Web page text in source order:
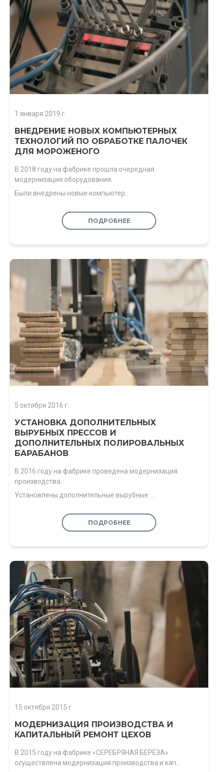
1 января 2019 г.
ВНЕДРЕНИЕ НОВЫХ КОМПЬЮТЕРНЫХ
ТЕХНОЛОГИЙ ПО ОБРАБОТКЕ ПАЛОЧЕК
ДЛЯ МОРОЖЕНОГО
В 2018 году на фабрике прошла очередная
модернизация оборудования.
Были внедрены новые компьютер…
ПОДРОБНЕЕ
5 октября 2016 г.
УСТАНОВКА ДОПОЛНИТЕЛЬНЫХ
ВЫРУБНЫХ ПРЕССОВ И
ДОПОЛНИТЕЛЬНЫХ ПОЛИРОВАЛЬНЫХ
БАРАБАНОВ
В 2016 году на фабрике проведена модернизация
производства.
Установлены дополнительные вырубные …
ПОДРОБНЕЕ
15 октября 2015 г.
МОДЕРНИЗАЦИЯ ПРОИЗВОДСТВА И
КАПИТАЛЬНЫЙ РЕМОНТ ЦЕХОВ
В 2015 году на фабрике «СЕРЕБРЯНАЯ БЕРЁЗА»
осуществлена модернизация производства и кап…